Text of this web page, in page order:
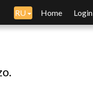
RU Home Login